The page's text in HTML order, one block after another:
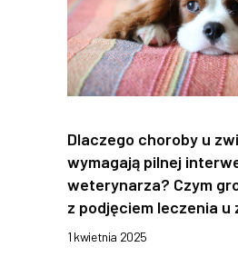
Dlaczego choroby u
wymagają pilnej
weterynarza? Czym
z podjęciem leczenia u
1 kwietnia 2025